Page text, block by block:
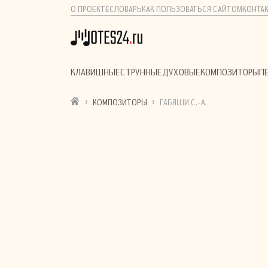
О ПРОЕКТЕСЛОВАРЬ КАК ПОЛЬЗОВАТЬСЯ САЙТОМ
КЛАВИШНЫЕСТРУННЫЕДУХОВЫЕКОМПОЗИТОРЫ
› КОМПОЗИТОРЫ › ГАБЯШИ С.-А.